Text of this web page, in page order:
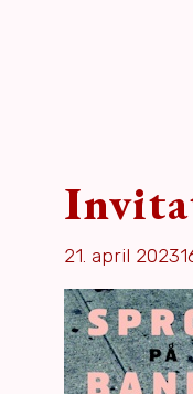
21. april 2023